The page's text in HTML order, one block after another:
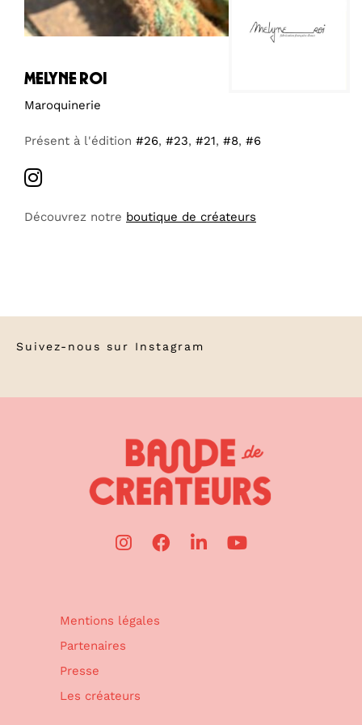
melyne roi
Maroquinerie
Présent à l'édition #26, #23, #21, #8, #6
Découvrez notre boutique de créateurs
Suivez-nous sur Instagram
Mentions légales
Partenaires
Presse
Les créateurs